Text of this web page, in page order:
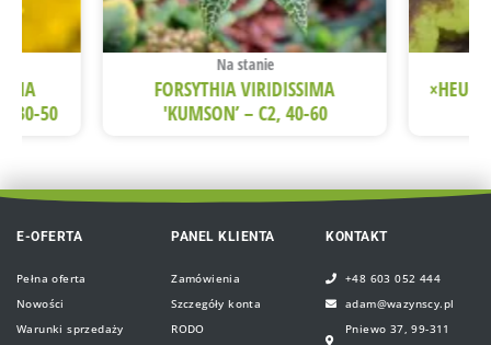
30-50
Na stanie
FORSYTHIA VIRIDISSIMA
'KUMSON’ – C2, 40-60
E-OFERTA
Pełna oferta
Nowości
Warunki sprzedaży
PANEL KLIENTA
Zamówienia
Szczegóły konta
RODO
KONTAKT
+48 603 052 444
adam@wazynscy.pl
Pniewo 37, 99-311